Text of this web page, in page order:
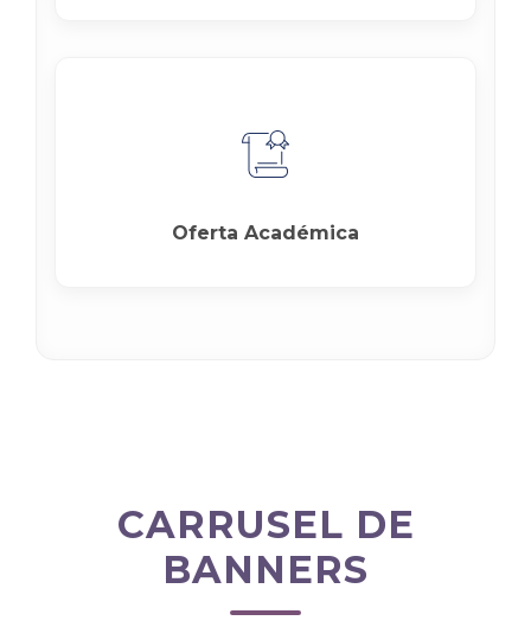
Oferta Académica
CARRUSEL DE
BANNERS